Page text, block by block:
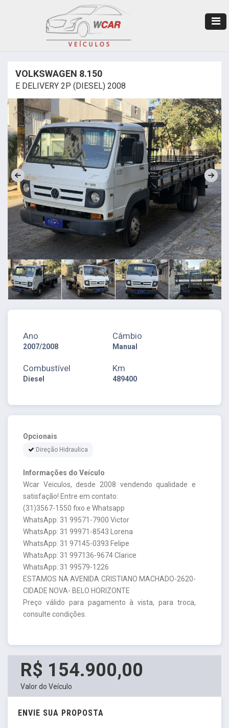
VOLKSWAGEN 8.150
E DELIVERY 2P (DIESEL) 2008
Ano
2007/2008
Câmbio
Manual
Combustível
Diesel
Km
489400
Opcionais
Direção Hidraulica
Informações do Veículo
Wcar Veiculos, desde 2008 vendendo qualidade e
satisfação! Entre em contato:
(31)3567-1550 fixo e Whatsapp
WhatsApp: 31 99571-7900 Victor
WhatsApp: 31 99971-8543 Lorena
WhatsApp: 31 97145-0393 Felipe
WhatsApp: 31 997136-9674 Clarice
WhatsApp: 31 99579-1226
ESTAMOS NA AVENIDA CRISTIANO MACHADO-2620-
CIDADE NOVA- BELO HORIZONTE
Preço válido para pagamento à vista, para troca,
consulte condições.
R$ 154.900,00
Valor do Veículo
ENVIE SUA PROPOSTA